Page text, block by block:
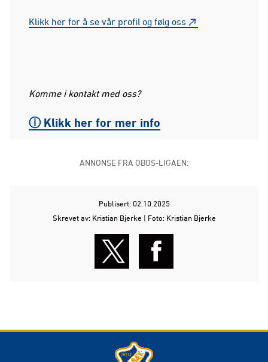
Klikk her for å se vår profil og følg oss
Komme i kontakt med oss?
ⓘ Klikk her for mer info
ANNONSE FRA OBOS-LIGAEN:
Publisert: 02.10.2025
Skrevet av: Kristian Bjerke | Foto: Kristian Bjerke